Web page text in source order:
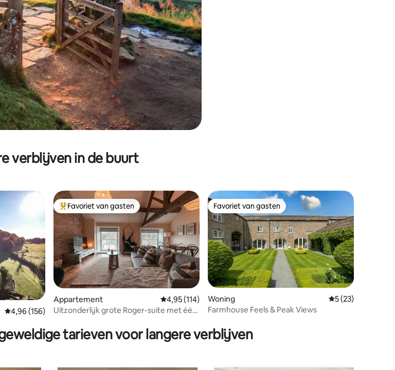
verblijven in de buurt
recensies
Gemiddelde beoordeling van 4,96 op 5, 156 recensies
4,96 (156)
Topfavoriet van gasten
Favoriet van gasten
Appartement Gemiddelde beoordeling van 4,95 op 5, 114 recensies
4,95 (114)
Uitzonderlijk grote Roger-suite met één
Favoriet van gasten
Favoriet van gasten
Woning Gemiddelde
5 (23)
Farmhouse Feels & Peak Views
tarieven voor langere verblijven